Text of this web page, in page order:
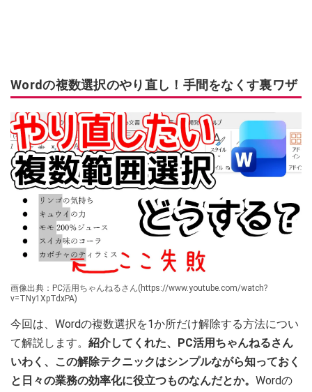
Wordの複数選択のやり直し！手間をなくす裏ワザ
画像出典：PC活用ちゃんねるさん(https://www.youtube.com/watch?
v=TNy1XpTdxPA)
今回は、Wordの複数選択を1か所だけ解除する方法につい
て解説します。 紹介してくれた、PC活用ちゃんねるさん
いわく、この解除テクニックはシンプルながら知っておく
と日々の業務の効率化に役立つものなんだとか。 Wordの